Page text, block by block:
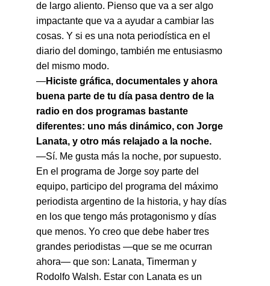
de largo aliento. Pienso que va a ser algo
impactante que va a ayudar a cambiar las
cosas. Y si es una nota periodística en el
diario del domingo, también me entusiasmo
del mismo modo.
—Hiciste gráfica, documentales y ahora
buena parte de tu día pasa dentro de la
radio en dos programas bastante
diferentes: uno más dinámico, con Jorge
Lanata, y otro más relajado a la noche.
—Sí. Me gusta más la noche, por supuesto.
En el programa de Jorge soy parte del
equipo, participo del programa del máximo
periodista argentino de la historia, y hay días
en los que tengo más protagonismo y días
que menos. Yo creo que debe haber tres
grandes periodistas —que se me ocurran
ahora— que son: Lanata, Timerman y
Rodolfo Walsh. Estar con Lanata es un